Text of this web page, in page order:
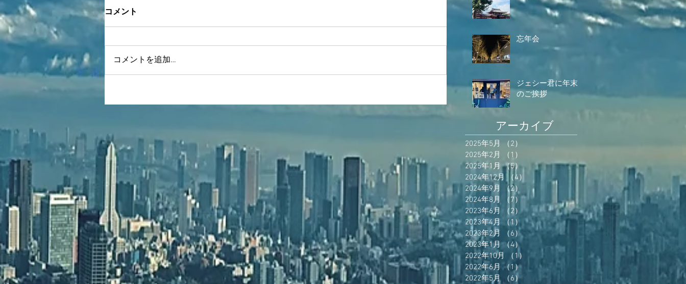
コメント
コメントを追加…
忘年会
ジェシー君に年末
のご挨拶
アーカイブ
2025年5月 （2）
2025年2月
（1）
2025年1月 （5） 5件の記事
2024年12月
（4）
4件の記事
2024年9月
（2）
2件の記事
2024年8月
（7） 7件の記事
2023年6月
（2）2件の記事
2023年4月
（1） 1件の記事
2023年2月
（6）6件の記事
2023年1月 （4） 4件の記事
2022年10月
（1）
1件の記事
2022年6月 （1） 1件の記事
2022年5月
（6） 6件の記事